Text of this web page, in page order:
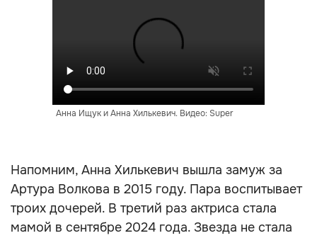
Анна Ищук и Анна Хилькевич. Видео: Super
Напомним, Анна Хилькевич вышла замуж за
Артура Волкова в 2015 году. Пара воспитывает
троих дочерей. В третий раз актриса стала
мамой в сентябре 2024 года. Звезда не стала